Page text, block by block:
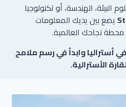
الهندسة، أو تكنولوجيا
يضع بين يديك المعلومات
محطة نجاحك العالمية.
أستراليا وابدأ في رسم ملامح
الأسترالية.